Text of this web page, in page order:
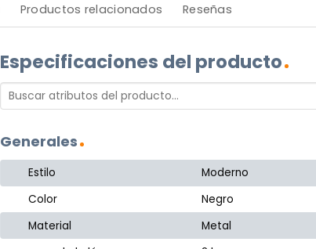
Productos relacionados Reseñas
Especificaciones del producto
Generales
Estilo
Moderno
Color
Negro
Material
Metal